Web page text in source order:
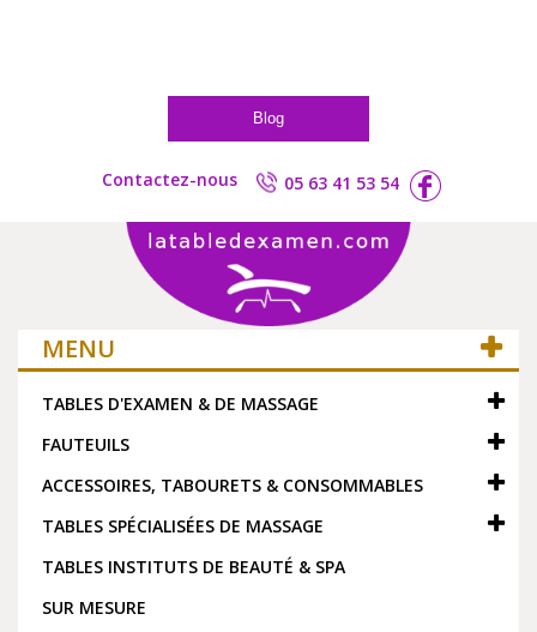
Blog
Contactez-nous 05 63 41 53 54
MENU
TABLES D'EXAMEN & DE MASSAGE
FAUTEUILS
ACCESSOIRES, TABOURETS & CONSOMMABLES
TABLES SPÉCIALISÉES DE MASSAGE
TABLES INSTITUTS DE BEAUTÉ & SPA
SUR MESURE